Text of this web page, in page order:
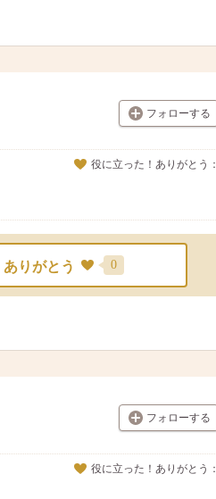
フォローする
役に立った！ありがとう：
ありがとう 0
フォローする
役に立った！ありがとう：